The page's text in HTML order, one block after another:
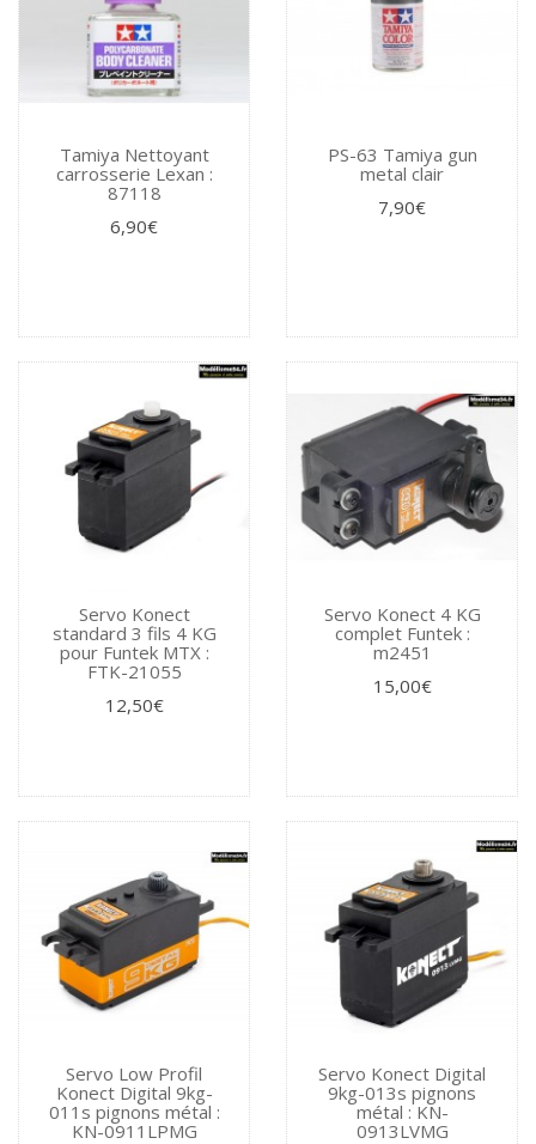
Tamiya Nettoyant
carrosserie Lexan :
87118
6,90€
PS-63 Tamiya gun
metal clair
7,90€
Servo Konect
standard 3 fils 4 KG
pour Funtek MTX :
FTK-21055
12,50€
Servo Konect 4 KG
complet Funtek :
m2451
15,00€
Servo Low Profil
Konect Digital 9kg-
011s pignons métal :
KN-0911LPMG
Servo Konect Digital
9kg-013s pignons
métal : KN-
0913LVMG